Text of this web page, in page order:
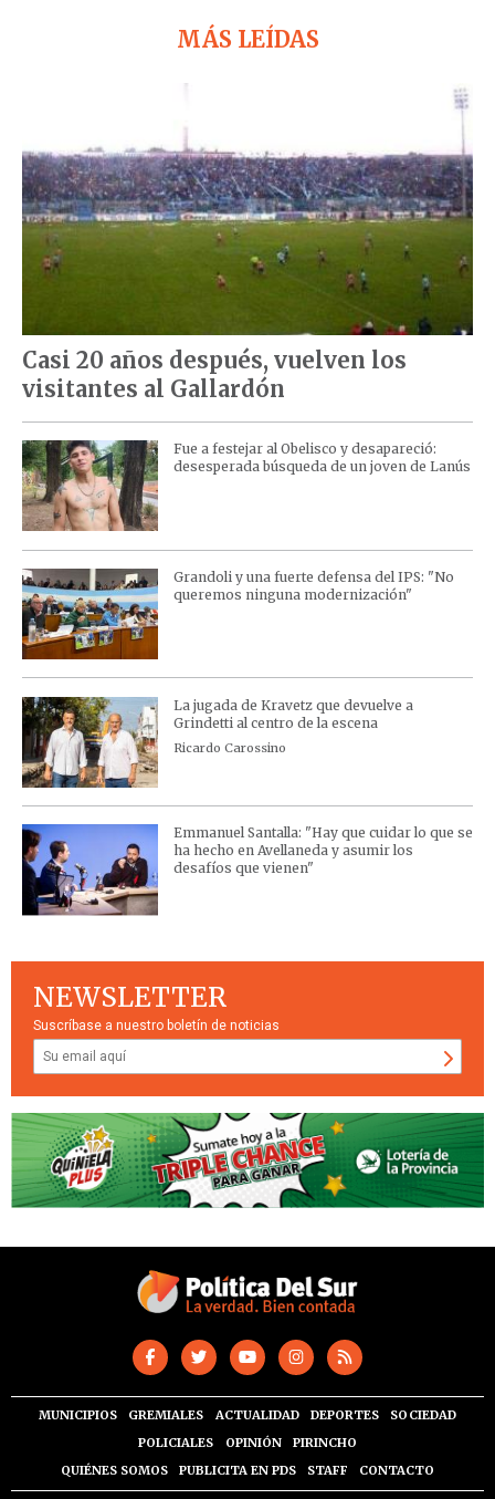
MÁS LEÍDAS
Casi 20 años después, vuelven los
visitantes al Gallardón
Fue a festejar al Obelisco y desapareció:
desesperada búsqueda de un joven de Lanús
Grandoli y una fuerte defensa del IPS: "No
queremos ninguna modernización"
La jugada de Kravetz que devuelve a
Grindetti al centro de la escena
Ricardo Carossino
Emmanuel Santalla: "Hay que cuidar lo que se
ha hecho en Avellaneda y asumir los
desafíos que vienen"
NEWSLETTER
Suscríbase a nuestro boletín de noticias
MUNICIPIOS GREMIALES ACTUALIDAD DEPORTES
SOCIEDAD
POLICIALES
OPINIÓN
PIRINCHO
QUIÉNES SOMOS
PUBLICITA EN PDS STAFF CONTACTO